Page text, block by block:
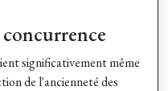
significativement même
de l'ancienneté des